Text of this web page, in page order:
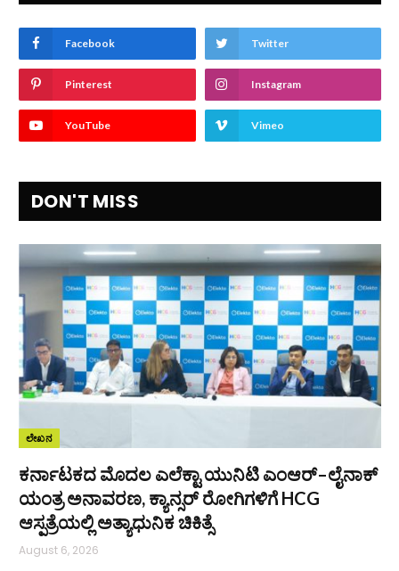
Facebook Twitter
Pinterest Instagram
YouTube Vimeo
DON'T MISS
ಲೇಖನ
ಕರ್ನಾಟಕದ ಮೊದಲ ಎಲೆಕ್ಟಾ ಯುನಿಟಿ ಎಂಆರ್–ಲೈನಾಕ್
ಯಂತ್ರ ಅನಾವರಣ, ಕ್ಯಾನ್ಸರ್ ರೋಗಿಗಳಿಗೆ HCG
ಆಸ್ಪತ್ರೆಯಲ್ಲಿ ಅತ್ಯಾಧುನಿಕ ಚಿಕಿತ್ಸೆ
August 6, 2026